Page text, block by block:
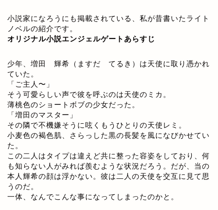
小説家になろうにも掲載されている、私が昔書いたライト
ノベルの紹介です。
オリジナル小説エンジェルゲートあらすじ
少年、増田 輝希（ますだ てるき）は天使に取り憑かれ
ていた。
「ご主人〜」
そう可愛らしい声で彼を呼ぶのは天使のミカ。
薄桃色のショートボブの少女だった。
「増田のマスター」
その隣で不機嫌そうに呟くもうひとりの天使レミ。
小麦色の褐色肌、さらっした黒の長髪を風になびかせてい
た。
この二人はタイプは違えど共に整った容姿をしており、何
も知らない人がみれば羨むような状況だろう。だが、当の
本人輝希の顔は浮かない。彼は二人の天使を交互に見て思
うのだ。
一体、なんでこんな事になってしまったのかと。